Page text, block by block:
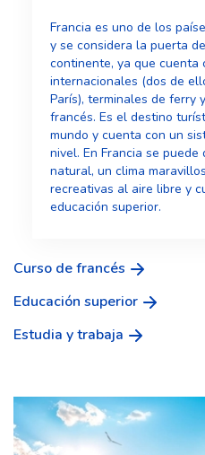
Francia es uno de los
y se considera la puerta
continente, ya que cuenta
internacionales (dos de
París), terminales de ferry
francés. Es el destino
mundo y cuenta con un
nivel. En Francia se
natural, un clima
recreativas al aire libre y
educación superior.
Curso de francés
Educación superior
Estudia y trabaja